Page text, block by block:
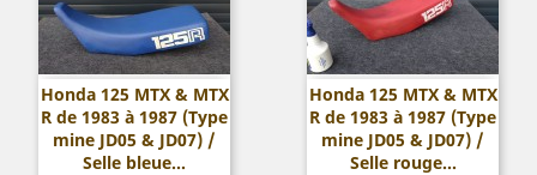
Honda 125 MTX & MTX
R de 1983 à 1987 (Type
mine JD05 & JD07) /
Selle bleue...
Honda 125 MTX & MTX
R de 1983 à 1987 (Type
mine JD05 & JD07) /
Selle rouge...